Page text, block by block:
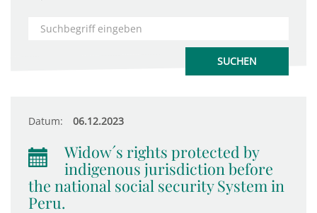
Datum: 06.12.2023
Widow´s rights protected by
indigenous jurisdiction before
the national social security System in
Peru.